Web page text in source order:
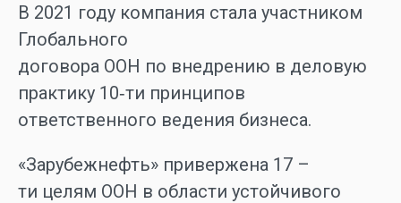
В 2021 году компания стала участником
Глобального
договора ООН по внедрению в деловую
практику 10‑ти принципов
ответственного ведения бизнеса.
«Зарубежнефть» привержена 17 –
ти целям ООН в области устойчивого